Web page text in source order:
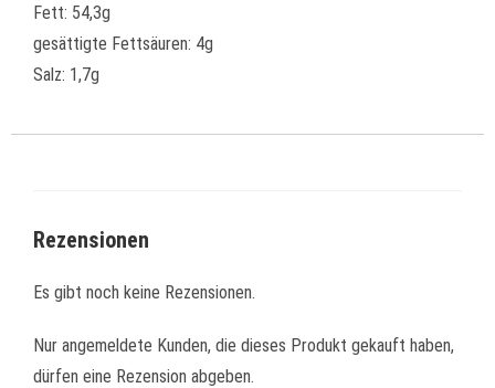
Fett: 54,3g
gesättigte Fettsäuren: 4g
Salz: 1,7g
Rezensionen
Es gibt noch keine Rezensionen.
Nur angemeldete Kunden, die dieses Produkt gekauft haben,
dürfen eine Rezension abgeben.